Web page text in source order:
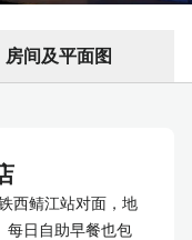
房间及平面图
西鲭江站对面，地
每日自助早餐也包